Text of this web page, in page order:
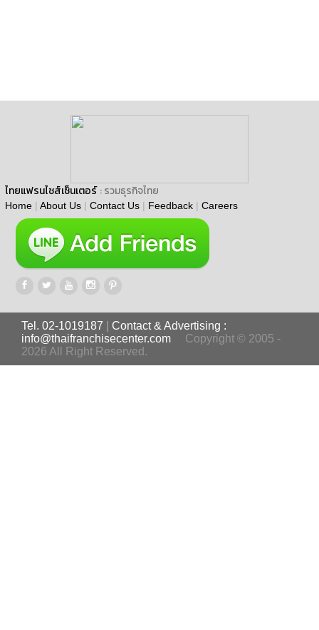
ไทยแฟรนไชส์เซ็นเตอร์ : รวมธุรกิจไทย
Home | About Us | Contact Us | Feedback | Careers
Tel. 02-1019187
Contact & Advertising :
info@thaifranchisecenter.com
Copyright © 2005 -
2026 All Right Reserved.